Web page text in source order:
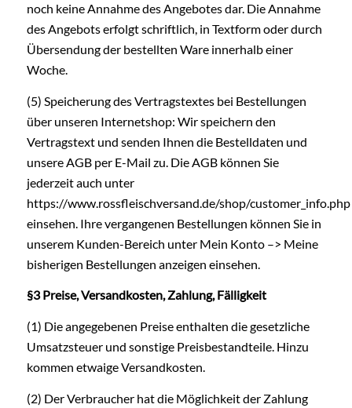
noch keine Annahme des Angebotes dar. Die Annahme
des Angebots erfolgt schriftlich, in Textform oder durch
Übersendung der bestellten Ware innerhalb einer
Woche.
(5) Speicherung des Vertragstextes bei Bestellungen
über unseren Internetshop: Wir speichern den
Vertragstext und senden Ihnen die Bestelldaten und
unsere AGB per E-Mail zu. Die AGB können Sie
jederzeit auch unter
https://www.rossfleischversand.de/shop/customer_info.php
einsehen. Ihre vergangenen Bestellungen können Sie in
unserem Kunden-Bereich unter Mein Konto –> Meine
bisherigen Bestellungen anzeigen einsehen.
§3 Preise, Versandkosten, Zahlung, Fälligkeit
(1) Die angegebenen Preise enthalten die gesetzliche
Umsatzsteuer und sonstige Preisbestandteile. Hinzu
kommen etwaige Versandkosten.
(2) Der Verbraucher hat die Möglichkeit der Zahlung